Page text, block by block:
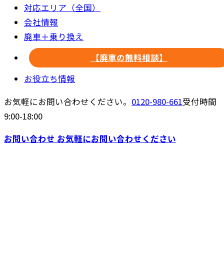
対応エリア（全国）
会社情報
廃車＋乗り換え
【廃車の無料相談】
お役立ち情報
お気軽にお問い合わせください。 0120-980-661受付時間
9:00-18:00
お問い合わせ お気軽にお問い合わせください